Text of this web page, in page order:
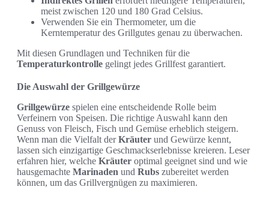
meist zwischen 120 und 180 Grad Celsius.
Verwenden Sie ein Thermometer, um die
Kerntemperatur des Grillgutes genau zu überwachen.
Mit diesen Grundlagen und Techniken für die
Temperaturkontrolle gelingt jedes Grillfest garantiert.
Die Auswahl der Grillgewürze
Grillgewürze spielen eine entscheidende Rolle beim
Verfeinern von Speisen. Die richtige Auswahl kann den
Genuss von Fleisch, Fisch und Gemüse erheblich steigern.
Wenn man die Vielfalt derKräuter und Gewürze kennt,
lassen sich einzigartige Geschmackserlebnisse kreieren. Leser
erfahren hier, welche Kräuter optimal geeignet sind und wie
hausgemachte Marinaden und Rubs zubereitet werden
können, um das Grillvergnügen zu maximieren.